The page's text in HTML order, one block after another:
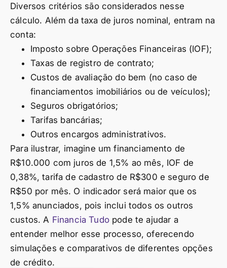
Diversos critérios são considerados nesse
cálculo. Além da taxa de juros nominal, entram na
conta:
Imposto sobre Operações Financeiras (IOF);
Taxas de registro de contrato;
Custos de avaliação do bem (no caso de
financiamentos imobiliários ou de veículos);
Seguros obrigatórios;
Tarifas bancárias;
Outros encargos administrativos.
Para ilustrar, imagine um financiamento de
R$10.000 com juros de 1,5% ao mês, IOF de
0,38%, tarifa de cadastro de R$300 e seguro de
R$50 por mês. O indicador será maior que os
1,5% anunciados, pois inclui todos os outros
custos. A Financia Tudo pode te ajudar a
entender melhor esse processo, oferecendo
simulações e comparativos de diferentes opções
de crédito.